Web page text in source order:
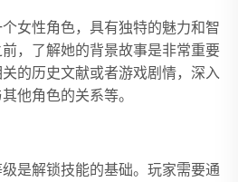
女性角色，具有独特的魅力和智
，了解她的背景故事是非常重要
的历史文献或者游戏剧情，深入
他角色的关系等。
是解锁技能的基础。玩家需要通